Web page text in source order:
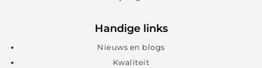
Handige links
Nieuws en blogs
Kwaliteit